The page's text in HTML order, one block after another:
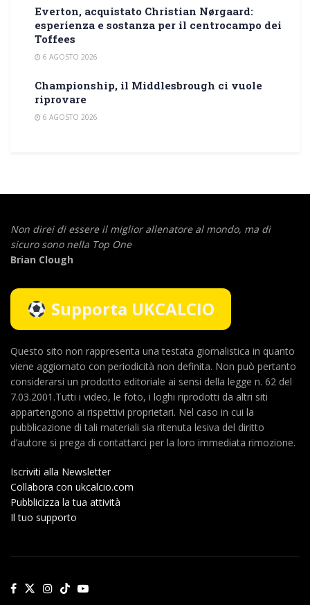
Everton, acquistato Christian Nørgaard:
esperienza e sostanza per il centrocampo dei
Toffees
6 AGOSTO 2026
Championship, il Middlesbrough ci vuole
riprovare
6 AGOSTO 2026
Non direi di essere il miglior allenatore al mondo, ma di
sicuro sono nella Top One
Brian Clough
Supporta UKCALCIO
Questo sito non rappresenta una testata giornalistica in quanto
viene aggiornato con periodicità non definita. Non può pertanto
considerarsi un prodotto editoriale ai sensi della legge n. 62 del
7.03.2001.Tutti i video, le foto, i loghi riprodotti da altri siti
appartengono ai rispettivi proprietari. Nel caso in cui la
pubblicazione di tali materiali sia ritenuta lesiva del diritto
d’autore si prega di contattarci per la loro immediata rimozione.
Iscriviti alla Newsletter
Collabora con ukcalcio.com
Pubblicizza la tua attività
Il tuo supporto